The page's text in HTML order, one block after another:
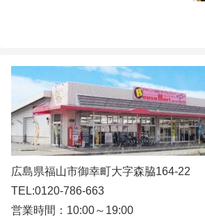
広島県福山市御幸町大字森脇164-22
TEL:0120-786-663
営業時間：10:00～19:00